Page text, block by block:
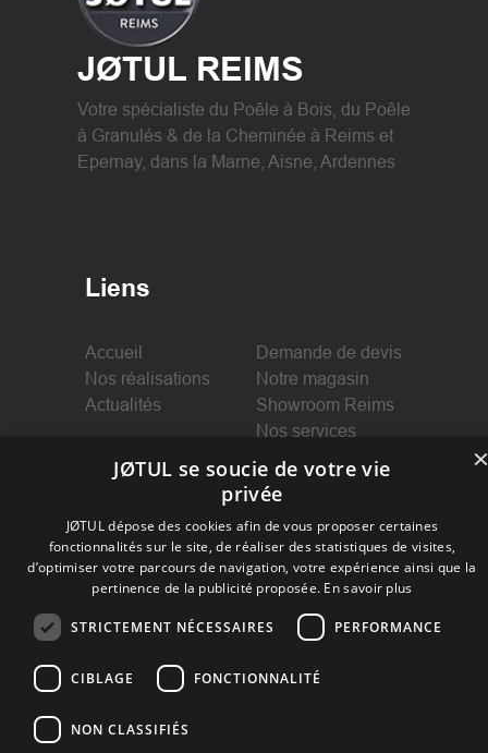
JØTUL REIMS
Votre spécialiste du Poêle à Bois, du Poêle
à Granulés & de la Cheminée à Reims et
Epernay, dans la Marne, Aisne, Ardennes
Liens
Accueil
Nos réalisations
Actualités
Demande de devis
Notre magasin
Showroom Reims
Nos services
Mentions légales
Suivez-nous
Facebook
JØTUL se soucie de votre vie
privée
JØTUL dépose des cookies afin de vous proposer certaines
fonctionnalités sur le site, de réaliser des statistiques de visites,
d’optimiser votre parcours de navigation, votre expérience ainsi que la
pertinence de la publicité proposée. En savoir plus
STRICTEMENT NÉCESSAIRES PERFORMANCE
CIBLAGE FONCTIONNALITÉ
NON CLASSIFIÉS